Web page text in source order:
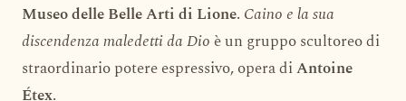
Museo delle Belle Arti di Lione. Caino e la sua
discendenza maledetti da Dio è un gruppo scultoreo di
straordinario potere espressivo, opera diAntoine
Étex.